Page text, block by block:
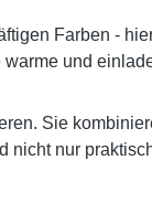
Farben -
und
Sie
nur